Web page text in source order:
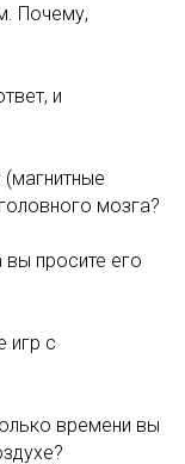
Почему,
и
мозга?
просите его
игр с
времени вы